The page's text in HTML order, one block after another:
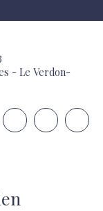
- Le Verdon-